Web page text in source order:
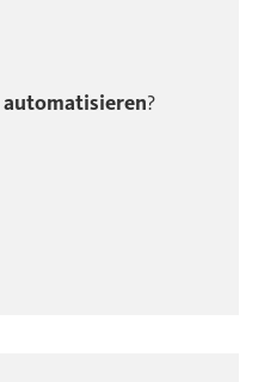
automatisieren?